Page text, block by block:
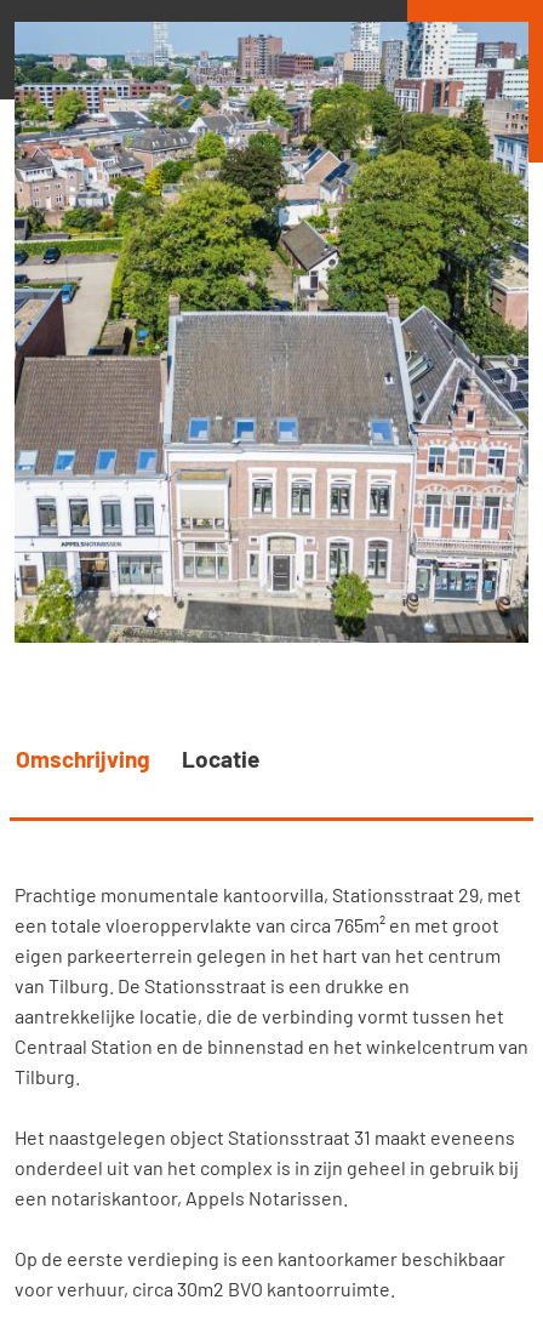
Omschrijving Locatie
Prachtige monumentale kantoorvilla, Stationsstraat 29, met
een totale vloeroppervlakte van circa 765m² en met groot
eigen parkeerterrein gelegen in het hart van het centrum
van Tilburg. De Stationsstraat is een drukke en
aantrekkelijke locatie, die de verbinding vormt tussen het
Centraal Station en de binnenstad en het winkelcentrum van
Tilburg.
Het naastgelegen object Stationsstraat 31 maakt eveneens
onderdeel uit van het complex is in zijn geheel in gebruik bij
een notariskantoor, Appels Notarissen.
Op de eerste verdieping is een kantoorkamer beschikbaar
voor verhuur, circa 30m2 BVO kantoorruimte.